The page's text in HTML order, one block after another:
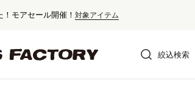
モアセール開催！ 対象アイテム
らに詳しく
絞込検索